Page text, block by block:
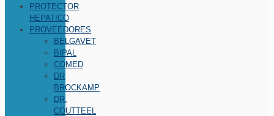
PROTECTOR
HEPATICO
PROVEEDORES
BELGAVET
BIPAL
COMED
DR
BROCKAMP
DR.
COUTTEEL